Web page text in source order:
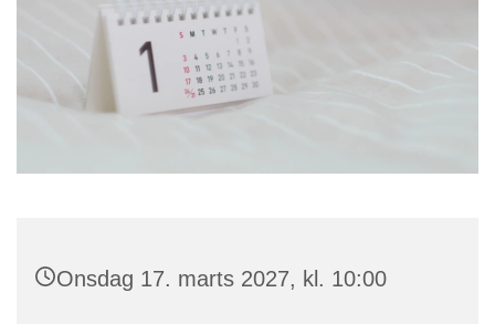
Onsdag 17. marts 2027, kl. 10:00